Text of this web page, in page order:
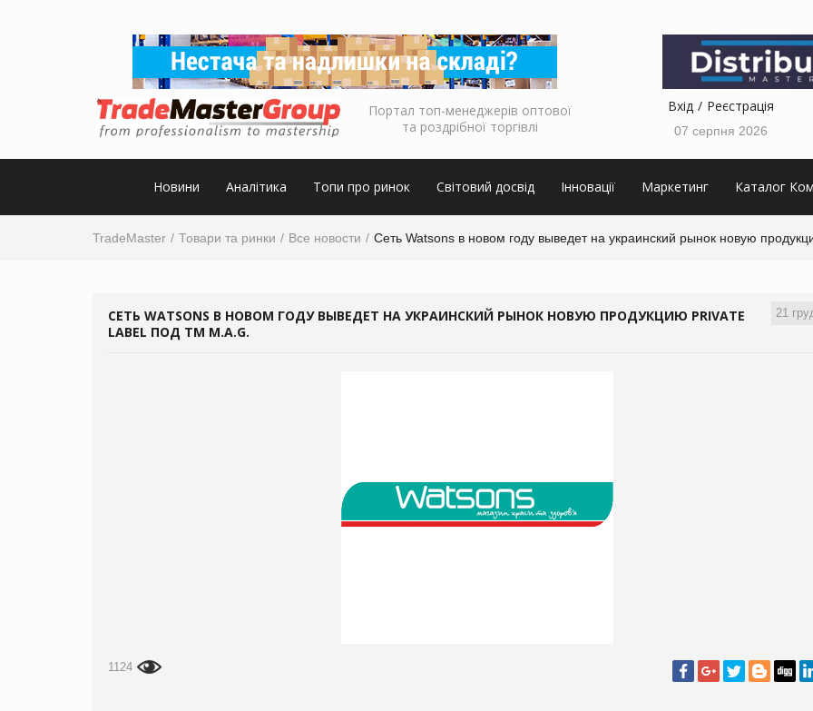
Портал топ-менеджерів оптової
та роздрібної торгівлі
Вхід Реєстрація
07 серпня 2026
Новини Аналітика Топи про ринок Світовий досвід Інновації Маркетинг Каталог
TradeMaster Товари та ринки Все новости Сеть Watsons в новом году выведет на украинский рынок новую
21
СЕТЬ WATSONS В НОВОМ ГОДУ ВЫВЕДЕТ НА УКРАИНСКИЙ РЫНОК НОВУЮ ПРОДУКЦИЮ PRIVATE
LABEL ПОД ТМ M.A.G.
1124